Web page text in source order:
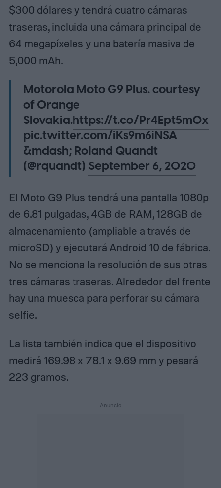
$300 dólares y tendrá cuatro cámaras
traseras, incluida una cámara principal de
64 megapíxeles y una batería masiva de
5,000 mAh.
Motorola Moto G9 Plus. courtesy
of Orange
Slovakia.https://t.co/Pr4Ept5mOx
pic.twitter.com/iKs9m6iNSA
&mdash; Roland Quandt
(@rquandt) September 6, 2020
El Moto G9 Plus tendrá una pantalla 1080p
de 6.81 pulgadas, 4GB de RAM, 128GB de
almacenamiento (ampliable a través de
microSD) y ejecutará Android 10 de fábrica.
No se menciona la resolución de sus otras
tres cámaras traseras. Alrededor del frente
hay una muesca para perforar su cámara
selfie.
La lista también indica que el dispositivo
medirá 169.98 x 78.1 x 9.69 mm y pesará
223 gramos.